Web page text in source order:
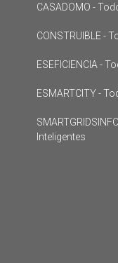
CASADOMO -
CONSTRUIBLE -
ESEFICIENCIA -
ESMARTCITY -
Inteligentes